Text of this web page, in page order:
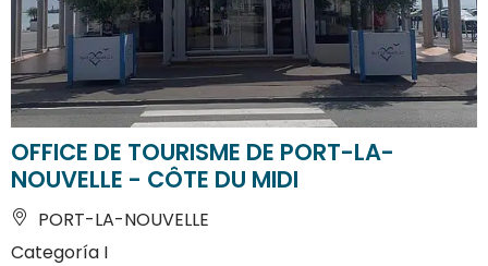
OFFICE DE TOURISME DE PORT-LA-
NOUVELLE - CÔTE DU MIDI
PORT-LA-NOUVELLE
Categoría I